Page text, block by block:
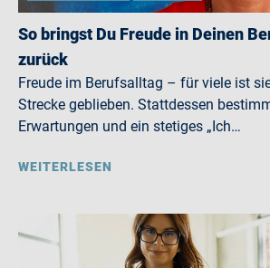
So bringst Du Freude in Deinen
zurück
Freude im Berufsalltag – für viele ist
Strecke geblieben. Stattdessen
Erwartungen und ein stetiges „Ich…
WEITERLESEN